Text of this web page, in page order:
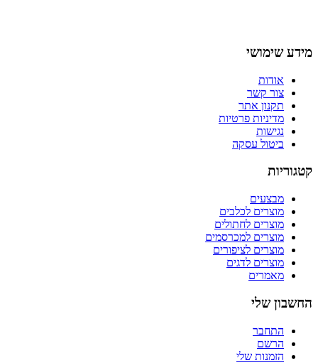
מידע שימושי
אודות
צור קשר
תקנון אתר
מדיניות פרטיות
נגישות
ביטול עסקה
קטגוריות
מבצעים
מוצרים לכלבים
מוצרים לחתולים
מוצרים למכרסמים
מוצרים לציפורים
מוצרים לדגים
מאמרים
החשבון שלי
התחבר
הרשם
הזמנות שלי